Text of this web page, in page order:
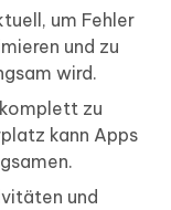
um Fehler
und zu
wird.
zu
kann Apps
und